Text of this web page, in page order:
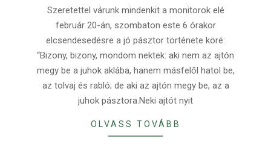
Szeretettel várunk mindenkit a monitorok elé
február 20-án, szombaton este 6 órakor
elcsendesedésre a jó pásztor története köré:
“Bizony, bizony, mondom nektek: aki nem az ajtón
megy be a juhok aklába, hanem másfelől hatol be,
az tolvaj és rabló; de aki az ajtón megy be, az a
juhok pásztora.Neki ajtót nyit
OLVASS TOVÁBB